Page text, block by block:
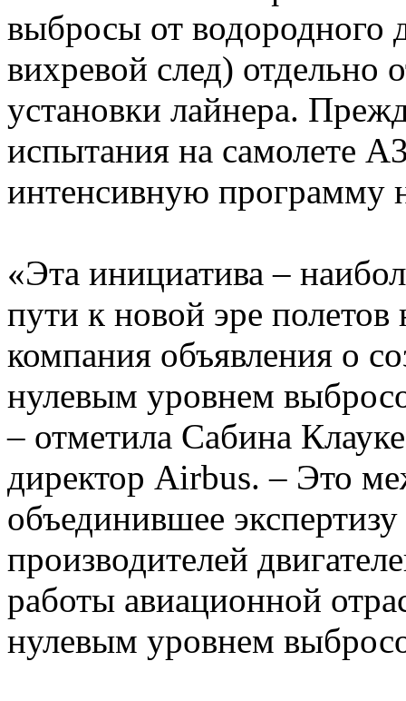
выбросы от водородного
вихревой след)
установки лайнера.
испытания на самолете
интенсивную программу
«Эта инициатива –
пути к новой эре полетов
компания объявления о
нулевым уровнем
– отметила Сабина
директор Airbus. – Это
объединившее
производителей
работы авиационной
нулевым уровнем